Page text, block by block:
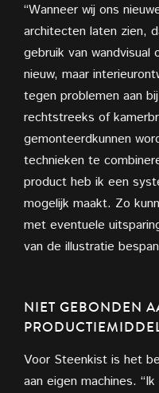
“Wanneer wij ons
architecten laten zien,
gebruik van wandvisual
nieuw, maar
tegen problemen aan
rechtstreeks of
gemonteerdkunnen
technieken te
product heb ik een
mogelijk maakt. Zo
met eventuele
van de illustratie
NIET GEBONDEN
Voor Steenkist is het
aan eigen machines.